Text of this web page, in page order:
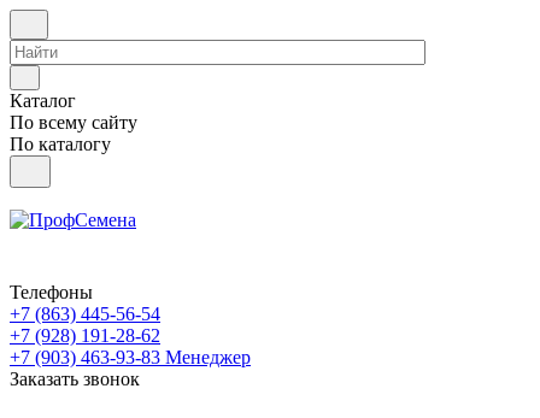
Каталог
По всему сайту
По каталогу
Телефоны
+7 (863) 445-56-54
+7 (928) 191-28-62
+7 (903) 463-93-83 Менеджер
Заказать звонок